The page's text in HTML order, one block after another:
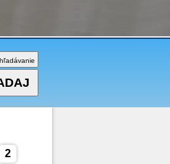
2